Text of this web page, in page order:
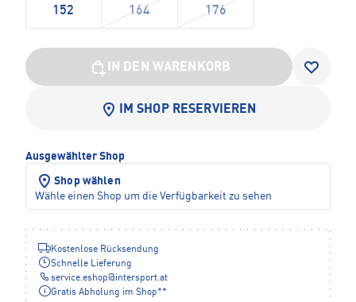
152 164 176
IN DEN WARENKORB
IM SHOP RESERVIEREN
Ausgewählter Shop
Shop wählen
Wähle einen Shop um die Verfügbarkeit zu sehen
Kostenlose Rücksendung
Schnelle Lieferung
service.eshop@ intersport.at
Gratis Abholung im Shop**